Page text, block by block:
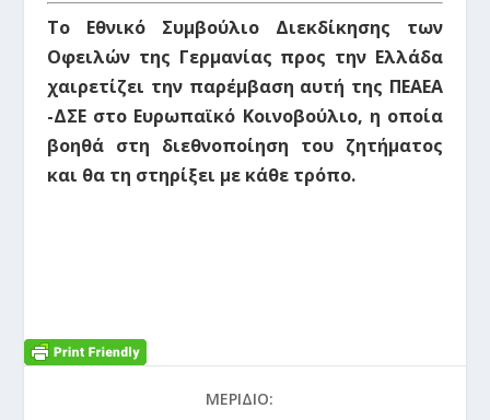
Το Εθνικό Συμβούλιο Διεκδίκησης των
Οφειλών της Γερμανίας προς την Ελλάδα
χαιρετίζει την παρέμβαση αυτή της ΠΕΑΕΑ
-ΔΣΕ στο Ευρωπαϊκό Κοινοβούλιο, η οποία
βοηθά στη διεθνοποίηση του ζητήματος
και θα τη στηρίξει με κάθε τρόπο.
ΜΕΡΊΔΙΟ: